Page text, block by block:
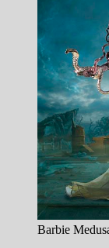
Barbie